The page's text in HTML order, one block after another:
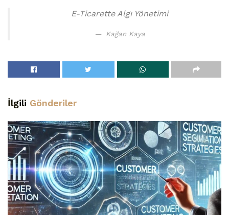
E-Ticarette Algı Yönetimi
Kağan Kaya
İlgili Gönderiler